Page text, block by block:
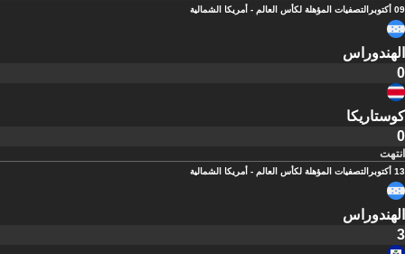
09 أكتوبر التصفيات المؤهلة لكأس العالم - أمريكا الشمالية
الهندوراس
0
كوستاريكا
0
انتهت
13 أكتوبر التصفيات المؤهلة لكأس العالم - أمريكا الشمالية
الهندوراس
3